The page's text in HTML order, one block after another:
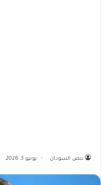
نبض السودان يونيو 3, 2026